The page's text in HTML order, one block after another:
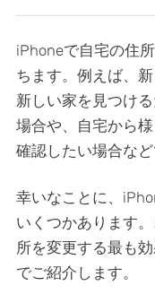
iPhoneで自宅の住
ちます。例えば、
新しい家を見つけ
場合や、自宅から
確認したい場合など
幸いなことに、
いくつかあります
所を変更する最も
でご紹介します。